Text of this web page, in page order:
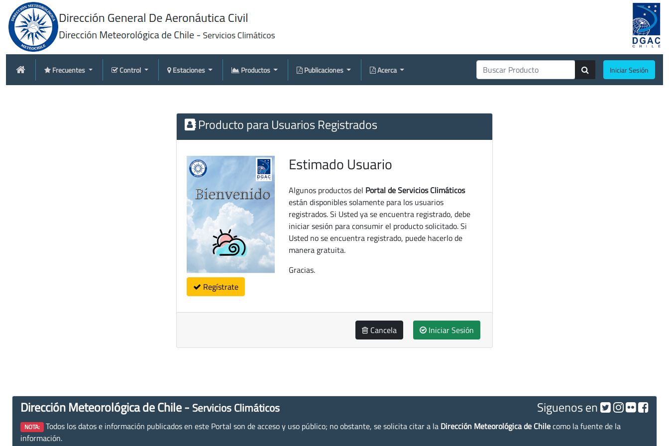
Frecuentes Control Estaciones Productos Publicaciones Acerca Iniciar Sesión
Producto para Usuarios Registrados
Regístrate
Estimado Usuario
Algunos productos del Portal de Servicios Climáticos
están disponibles solamente para los usuarios
registrados. Si Usted ya se encuentra registrado, debe
iniciar sesión para consumir el producto solicitado. Si
Usted no se encuentra registrado, puede hacerlo de
manera gratuita.
Gracias.
Cancela Iniciar Sesión
Dirección Meteorológica de Chile - Servicios Climáticos Siguenos en
NOTA: Todos los datos e información publicados en este Portal son de acceso y uso público; no obstante, se solicita citar a la Dirección Meteorológica de Chilecomo la fuente de la
información.